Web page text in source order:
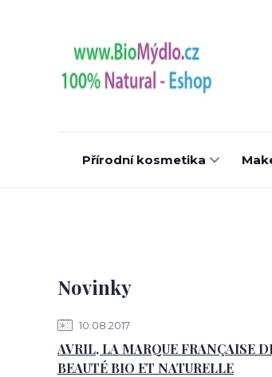
Přírodní kosmetika
Novinky
10.08.2017
AVRIL, LA MARQUE FRANÇAISE
BEAUTÉ BIO ET NATURELLE